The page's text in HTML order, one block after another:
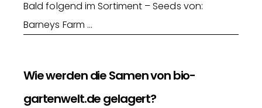
Bald folgend im Sortiment – Seeds von:
Barneys Farm …
Wie werden die Samen von bio-
gartenwelt.de gelagert?